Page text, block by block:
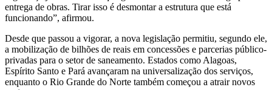
entrega de obras. Tirar isso é desmontar a estrutura que está
funcionando”, afirmou.
Desde que passou a vigorar, a nova legislação permitiu, segundo ele,
a mobilização de bilhões de reais em concessões e parcerias público-
privadas para o setor de saneamento. Estados como Alagoas,
Espírito Santo e Pará avançaram na universalização dos serviços,
enquanto o Rio Grande do Norte também começou a atrair novos